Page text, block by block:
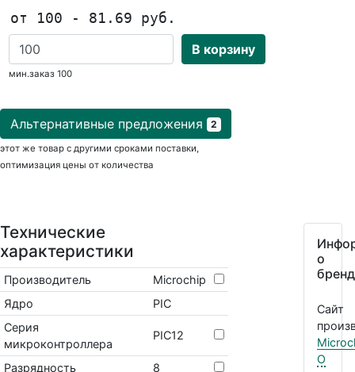
от 100 - 81.69 руб.
В корзину
мин.заказ 100
Альтернативные предложения 2
этот же товар с другими сроками поставки,
оптимизация цены от количества
Технические
характеристики
Производитель
Microchip
Ядро
PIC
Серия
микроконтроллера
PIC12
Разрядность
8
о
Сайт
О